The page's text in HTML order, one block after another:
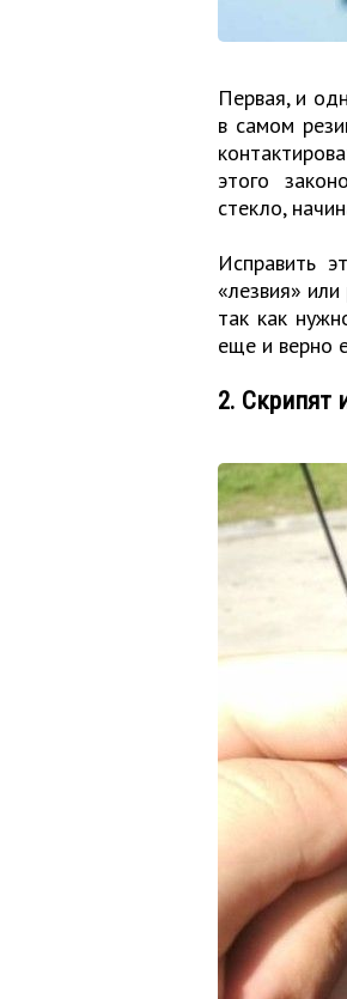
Первая, и
в самом
этого
стекло,
Исправить
«лезвия»
так как
еще и верно
2. Скрипят